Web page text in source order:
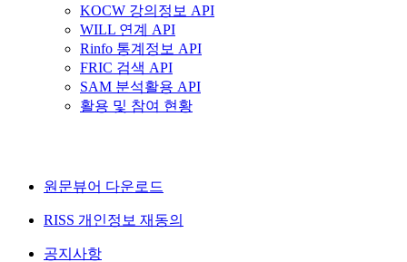
KOCW 강의정보 API
WILL 연계 API
Rinfo 통계정보 API
FRIC 검색 API
SAM 분석활용 API
활용 및 참여 현황
원문뷰어 다운로드
RISS 개인정보 재동의
공지사항